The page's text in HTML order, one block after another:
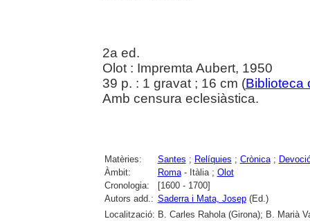
2a ed.
Olot : Impremta Aubert, 1950
39 p. : 1 gravat ; 16 cm (Biblioteca
Amb censura eclesiàstica.
Matèries: Santes ; Relíquies ; Crònica;
Àmbit:
Roma- Itàlia ; Olot
Cronologia:
[1600 - 1700]
Autors add.: Saderra i Mata, Josep(Ed.)
Localització: B. Carles Rahola (Girona); B. Marià